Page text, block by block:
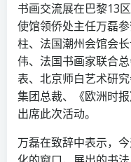
书画交流展在巴黎13
使馆领侨处主任万磊
柱、法国潮州会馆会
伟、法国书画家联合
表、北京师白艺术研
集团总裁、《欧洲时
出席此次活动。
万磊在致辞中表示，